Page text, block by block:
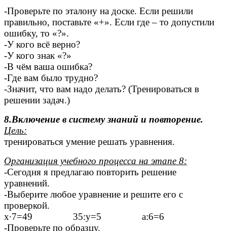
-Проверьте по эталону на доске. Если решили
правильно, поставьте «+». Если где – то допустили
ошибку, то «?».
-У кого всё верно?
-У кого знак «?»
-В чём ваша ошибка?
-Где вам было трудно?
-Значит, что вам надо делать? (Тренироваться в
решении задач.)
8.Включение в систему знаний и повторение.
Цель:
тренироваться умение решать уравнения.
Организация учебного процесса на этапе 8:
-Сегодня я предлагаю повторить решение
уравнений.
-Выберите любое уравнение и решите его с
проверкой.
х∙7=49 35:у=5 а:6=6
-Проверьте по образцу.